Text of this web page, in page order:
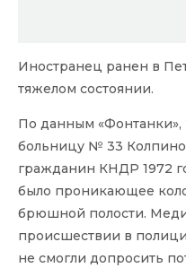
Иностранец ранен в
тяжелом состоянии.
По данным «Фонтанки»,
больницу № 33 Колпино
гражданин КНДР 1972
было проникающее
брюшной полости.
происшествии в
не смогли допросить